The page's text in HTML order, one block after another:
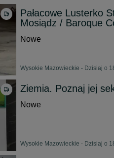
Pałacowe Lusterko
Mosiądz / Baroque
Nowe
Wysokie Mazowieckie - Dzisiaj o
Ziemia. Poznaj jej
Nowe
Wysokie Mazowieckie - Dzisiaj o